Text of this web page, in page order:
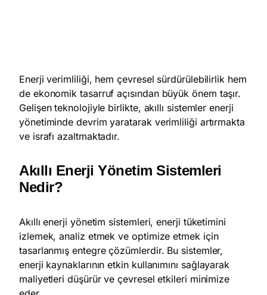
Enerji verimliliği, hem çevresel sürdürülebilirlik hem
de ekonomik tasarruf açısından büyük önem taşır.
Gelişen teknolojiyle birlikte, akıllı sistemler enerji
yönetiminde devrim yaratarak verimliliği artırmakta
ve israfı azaltmaktadır.
Akıllı Enerji Yönetim Sistemleri
Nedir?
Akıllı enerji yönetim sistemleri, enerji tüketimini
izlemek, analiz etmek ve optimize etmek için
tasarlanmış entegre çözümlerdir. Bu sistemler,
enerji kaynaklarının etkin kullanımını sağlayarak
maliyetleri düşürür ve çevresel etkileri minimize